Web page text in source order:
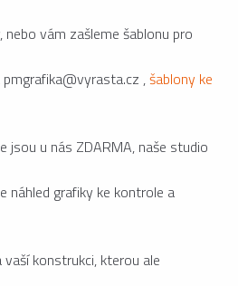
nebo vám zašleme šablonu pro
,šablony ke
jsou u nás ZDARMA, naše studio
náhled grafiky ke kontrole a
konstrukci, kterou ale